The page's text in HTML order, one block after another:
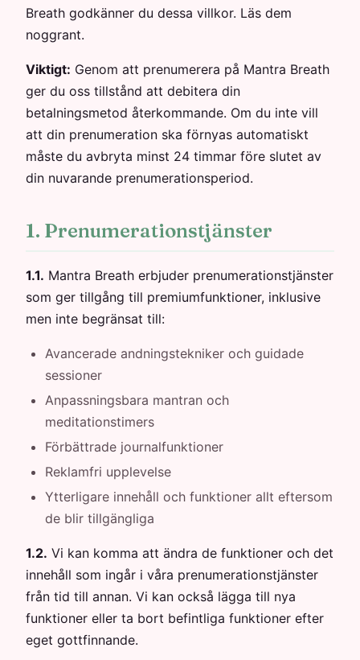
Breath godkänner du dessa villkor. Läs dem
noggrant.
Viktigt: Genom att prenumerera på Mantra Breath
ger du oss tillstånd att debitera din
betalningsmetod återkommande. Om du inte vill
att din prenumeration ska förnyas automatiskt
måste du avbryta minst 24 timmar före slutet av
din nuvarande prenumerationsperiod.
1. Prenumerationstjänster
1.1. Mantra Breath erbjuder prenumerationstjänster
som ger tillgång till premiumfunktioner, inklusive
men inte begränsat till:
Avancerade andningstekniker och guidade
sessioner
Anpassningsbara mantran och
meditationstimers
Förbättrade journalfunktioner
Reklamfri upplevelse
Ytterligare innehåll och funktioner allt eftersom
de blir tillgängliga
1.2. Vi kan komma att ändra de funktioner och det
innehåll som ingår i våra prenumerationstjänster
från tid till annan. Vi kan också lägga till nya
funktioner eller ta bort befintliga funktioner efter
eget gottfinnande.